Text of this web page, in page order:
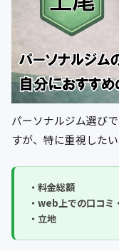
パーソナルジム選び
すが、特に重視した
・料金総額
・web上での口コミ
・立地